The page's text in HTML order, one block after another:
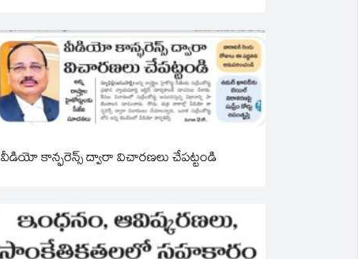
వీడియో కాన్ఫరెన్స్ ద్వారా విచారణలు చేపట్టండి